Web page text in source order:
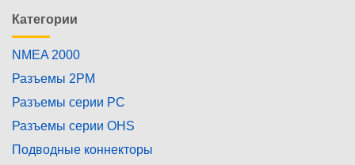
Категории
NMEA 2000
Разъемы 2PM
Разъемы серии PC
Разъемы серии OHS
Подводные коннекторы